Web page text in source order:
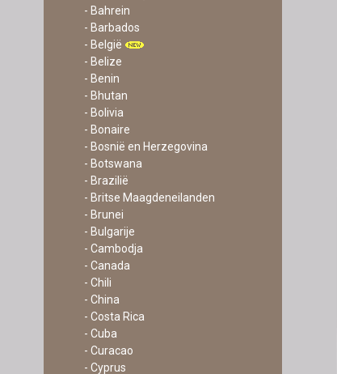
- Bahrein
- Barbados
- België
- Belize
- Benin
- Bhutan
- Bolivia
- Bonaire
- Bosnië en Herzegovina
- Botswana
- Brazilië
- Britse Maagdeneilanden
- Brunei
- Bulgarije
- Cambodja
- Canada
- Chili
- China
- Costa Rica
- Cuba
- Curacao
- Cyprus